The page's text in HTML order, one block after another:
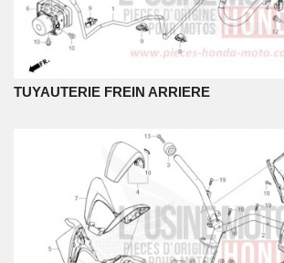
TUYAUTERIE FREIN ARRIERE